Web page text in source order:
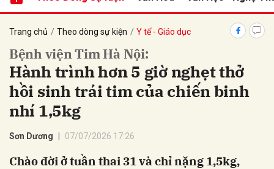
Trang chủ Theo dòng sự kiện Y tế - Giáo dục
Bệnh viện Tim Hà Nội:
Hành trình hơn 5 giờ nghẹt thở
hồi sinh trái tim của chiến binh
nhí 1,5kg
Sơn Dương 07/07/2026 17:26
Chào đời ở tuần thai 31 và chỉ nặng 1,5kg,